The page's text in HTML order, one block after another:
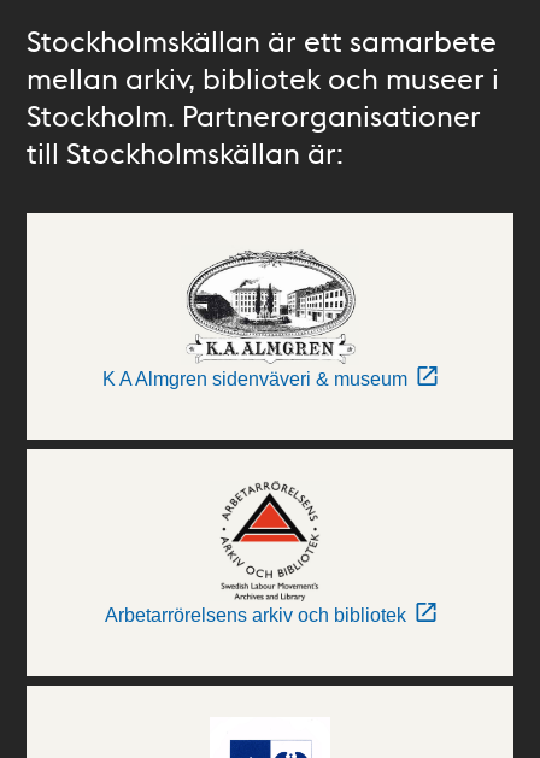
Stockholmskällan är ett samarbete
mellan arkiv, bibliotek och museer i
Stockholm. Partnerorganisationer
till Stockholmskällan är:
K A Almgren sidenväveri & museum
Arbetarrörelsens arkiv och bibliotek